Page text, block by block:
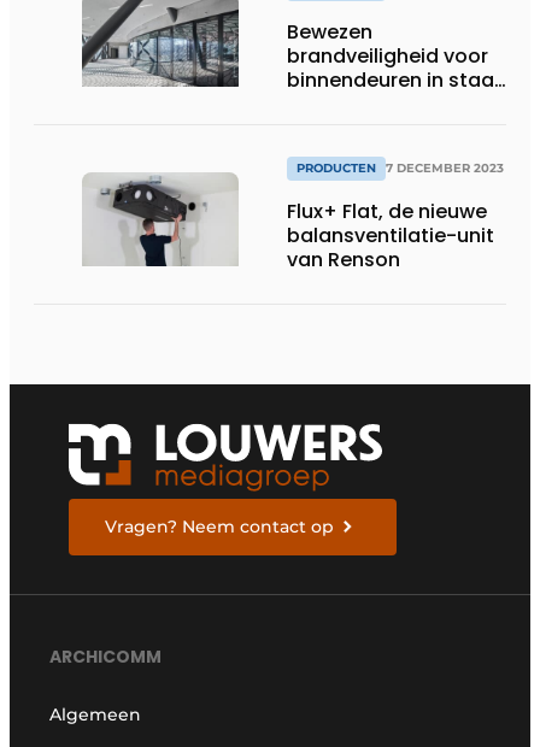
Bewezen
brandveiligheid voor
binnendeuren in staal
Architect@Work
Brussel
PRODUCTEN 7 DECEMBER 2023
Flux+ Flat, de nieuwe
balansventilatie-unit
van Renson
Vragen? Neem contact op
ARCHICOMM
Algemeen